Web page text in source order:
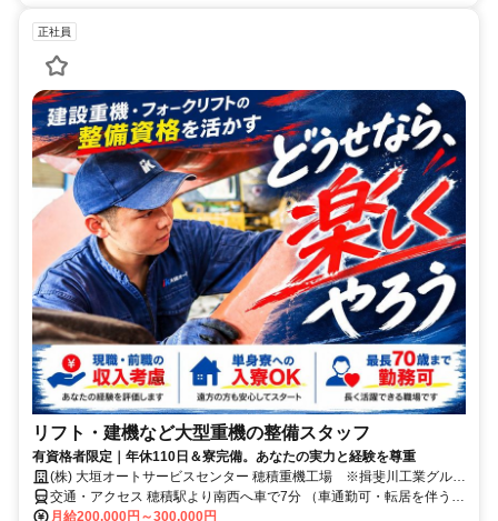
正社員
リフト・建機など大型重機の整備スタッフ
有資格者限定｜年休110日＆寮完備。あなたの実力と経験を尊重
(株) 大垣オートサービスセンター 穂積重機工場 ※揖斐川工業グルー
プ
交通・アクセス 穂積駅より南西へ車で7分 （車通勤可・転居を伴う転
勤なし）
月給200,000円～300,000円